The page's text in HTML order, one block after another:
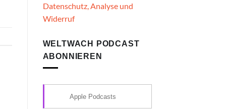
Datenschutz, Analyse und
Widerruf
WELTWACH PODCAST
ABONNIEREN
Apple Podcasts